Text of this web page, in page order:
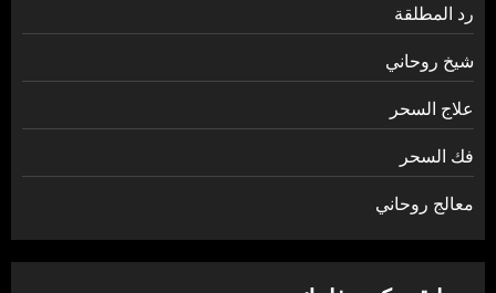
رد المطلقة
شيخ روحاني
علاج السحر
فك السحر
معالج روحاني